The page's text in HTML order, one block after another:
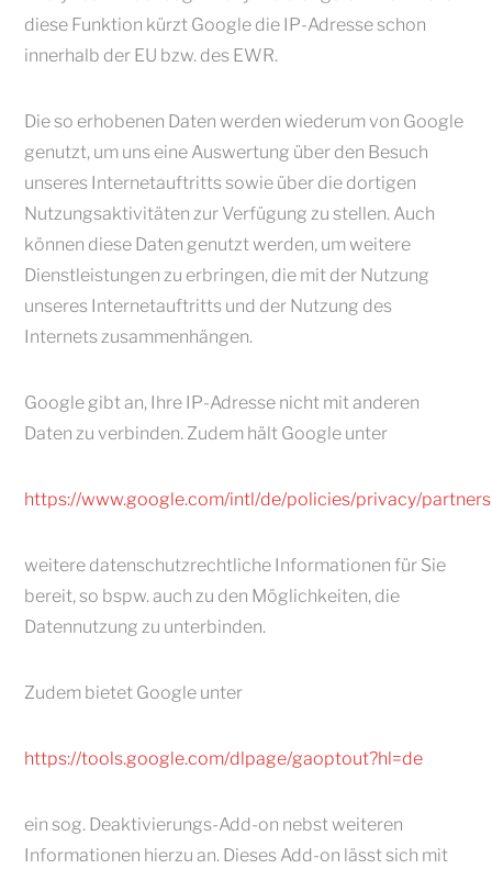
diese Funktion kürzt Google die IP-Adresse schon
innerhalb der EU bzw. des EWR.
Die so erhobenen Daten werden wiederum von Google
genutzt, um uns eine Auswertung über den Besuch
unseres Internetauftritts sowie über die dortigen
Nutzungsaktivitäten zur Verfügung zu stellen. Auch
können diese Daten genutzt werden, um weitere
Dienstleistungen zu erbringen, die mit der Nutzung
unseres Internetauftritts und der Nutzung des
Internets zusammenhängen.
Google gibt an, Ihre IP-Adresse nicht mit anderen
Daten zu verbinden. Zudem hält Google unter
https://www.google.com/intl/de/policies/privacy/partners
weitere datenschutzrechtliche Informationen für Sie
bereit, so bspw. auch zu den Möglichkeiten, die
Datennutzung zu unterbinden.
Zudem bietet Google unter
https://tools.google.com/dlpage/gaoptout?hl=de
ein sog. Deaktivierungs-Add-on nebst weiteren
Informationen hierzu an. Dieses Add-on lässt sich mit